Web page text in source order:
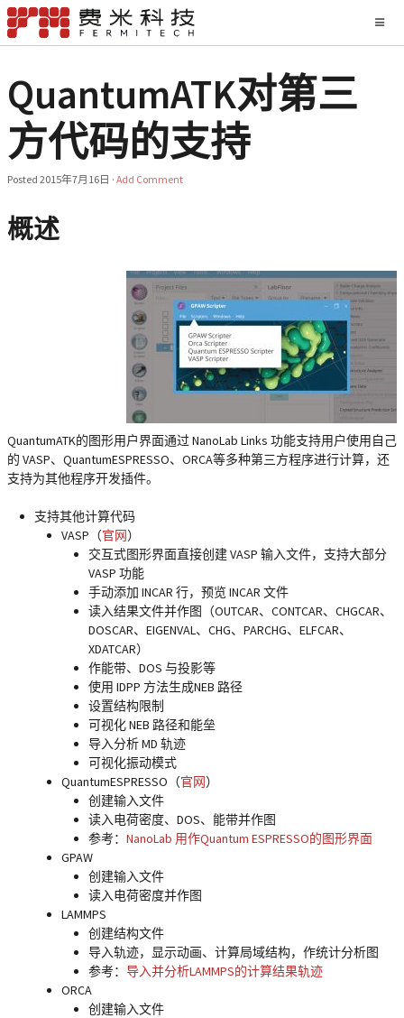
QuantumATK对第三
方代码的支持
Posted 2015年7月16日 · Add Comment
概述
QuantumATK的图形用户界面通过 NanoLab Links 功能支持用户使用自己
的 VASP、QuantumESPRESSO、ORCA等多种第三方程序进行计算，还
支持为其他程序开发插件。
支持其他计算代码
VASP（官网）
交互式图形界面直接创建 VASP 输入文件，支持大部分
VASP 功能
手动添加 INCAR 行，预览 INCAR 文件
读入结果文件并作图（OUTCAR、CONTCAR、CHGCAR、
DOSCAR、EIGENVAL、CHG、PARCHG、ELFCAR、
XDATCAR）
作能带、DOS 与投影等
使用 IDPP 方法生成NEB 路径
设置结构限制
可视化 NEB 路径和能垒
导入分析 MD 轨迹
可视化振动模式
QuantumESPRESSO（官网）
创建输入文件
读入电荷密度、DOS、能带并作图
参考： NanoLab 用作Quantum ESPRESSO的图形界面
GPAW
创建输入文件
读入电荷密度并作图
LAMMPS
创建结构文件
导入轨迹，显示动画、计算局域结构，作统计分析图
参考： 导入并分析LAMMPS的计算结果轨迹
ORCA
创建输入文件